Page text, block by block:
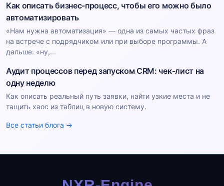
Как описать бизнес-процесс, чтобы его можно было
автоматизировать
«Нам нужна автоматизация» — одна из самых частых фраз
на встрече с подрядчиком или при выборе программы. А
дальше: «ну,...
Аудит процессов перед запуском CRM: чек-лист на
одну неделю
Как описать реальный путь заявки, найти узкие места и не
тащить хаос из таблиц в новую систему.
Все статьи блога →